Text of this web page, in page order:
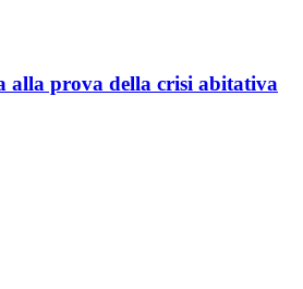
alla prova della crisi abitativa